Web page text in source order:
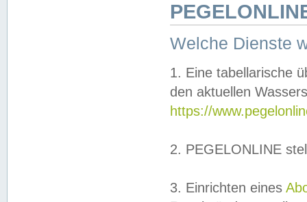
Welche Dienste
1. Eine tabellarische
den aktuellen
https://
2. PEGELONLINE
3. Einrichten eines